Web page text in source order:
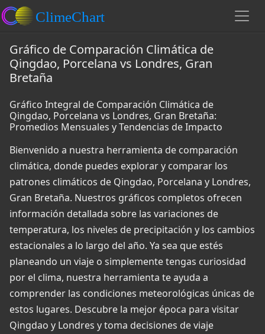
Gráfico de Comparación Climática de
Qingdao, Porcelana vs Londres, Gran
Bretaña
Gráfico Integral de Comparación Climática de
Qingdao, Porcelana vs Londres, Gran Bretaña:
Promedios Mensuales y Tendencias de Impacto
Bienvenido a nuestra herramienta de comparación
climática, donde puedes explorar y comparar los
patrones climáticos de Qingdao, Porcelana y Londres,
Gran Bretaña. Nuestros gráficos completos ofrecen
información detallada sobre las variaciones de
temperatura, los niveles de precipitación y los cambios
estacionales a lo largo del año. Ya sea que estés
planeando un viaje o simplemente tengas curiosidad
por el clima, nuestra herramienta te ayuda a
comprender las condiciones meteorológicas únicas de
estos lugares. Descubre la mejor época para visitar
Qingdao y Londres y toma decisiones de viaje